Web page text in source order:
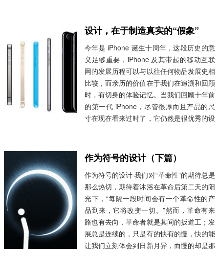
得到保证的，参与设计的有 ADPI 这样的机
场设计公司，加上层层的工程验证，奇观...
阅读全文 »
设计，在于制造真实的“假象”
今年是 iPhone 诞生十周年，这段历史的意
义足够重要，iPhone 及其带起的移动互联
网的发展历程可以与以往任何物品发展史相
比较，而亲历的价值在于我们在追溯和回顾
时，有切身的体验记忆。当我们回顾十年前
的第一代 iPhone，尽管很厚而且产品的尺
寸在现在看来过时了，它仍然是很优秀的设
片，仅仅靠回忆，很难想象到第一代的
iPhone 的电源键、静音键和音量键都是...
阅读全文 »
作为符号的设计（下篇）
作为符号的设计 我们对“革命性”的期待总是
那么热切，期待着沐浴在革命后第二天的阳
光下，“每隔一段时间会有一个革命性的产
品到来，它将改变一切。”然而，革命有来
路也有去向，革命者就是其间的扳道工；发
展总是连续的，只是有的快有的慢，快的能
让我们立刻体会到日新月异，而慢的却是那